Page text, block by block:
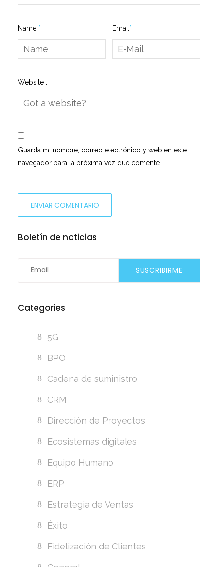
Name * Email *
Website :
Guarda mi nombre, correo electrónico y web en este
navegador para la próxima vez que comente.
Boletín de noticias
Categories
5G
BPO
Cadena de suministro
CRM
Dirección de Proyectos
Ecosistemas digitales
Equipo Humano
ERP
Estrategia de Ventas
Éxito
Fidelización de Clientes